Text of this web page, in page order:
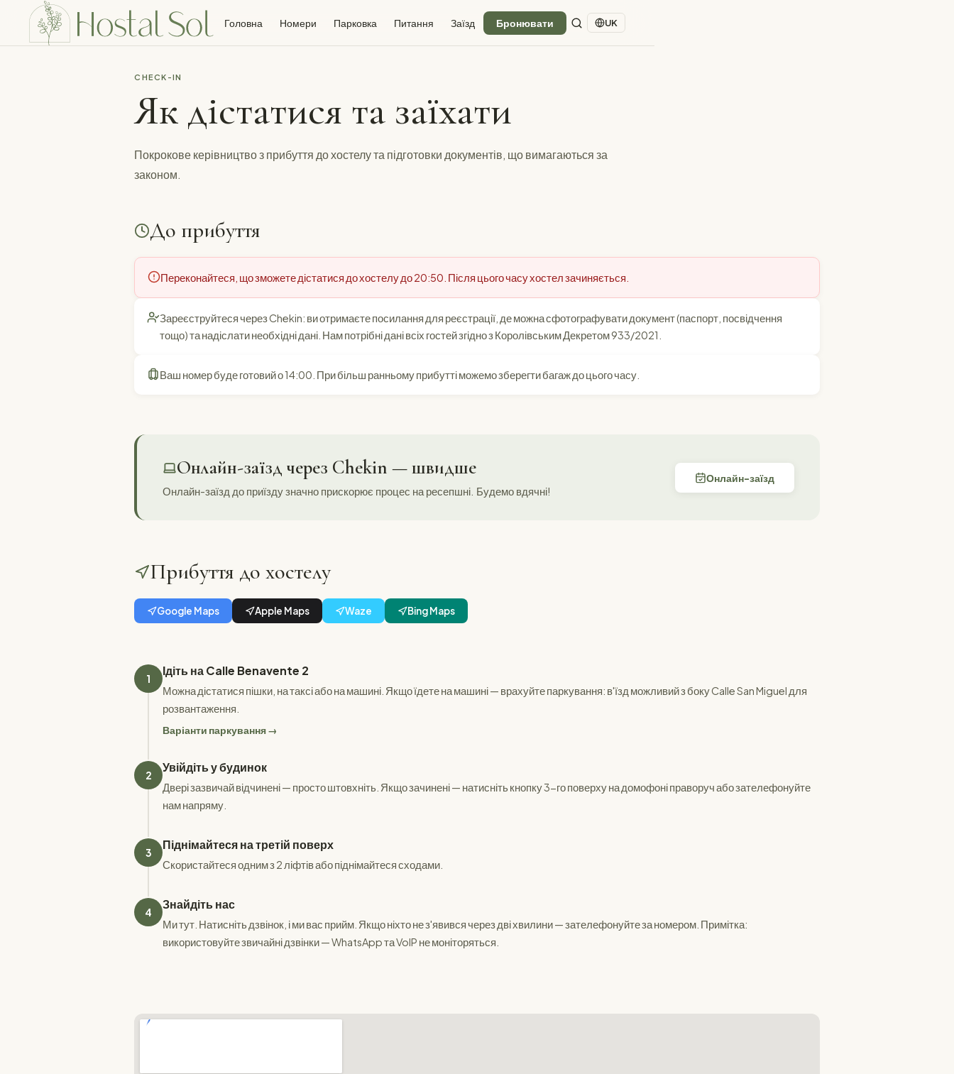
Головна Номери Парковка Питання Заїзд Бронювати UK
CHECK-IN
Як дістатися та заїхати
Покрокове керівництво з прибуття до хостелу та підготовки документів, що вимагаються за
законом.
До прибуття
Переконайтеся, що зможете дістатися до хостелу до 20:50. Після цього часу хостел зачиняється.
Зареєструйтеся через Chekin: ви отримаєте посилання для реєстрації, де можна сфотографувати документ (паспорт, посвідчення
тощо) та надіслати необхідні дані. Нам потрібні дані всіх гостей згідно з Королівським Декретом 933/2021.
Ваш номер буде готовий о 14:00. При більш ранньому прибутті можемо зберегти багаж до цього часу.
Онлайн-заїзд через Chekin — швидше
Онлайн-заїзд до приїзду значно прискорює процес на ресепшні. Будемо вдячні!
Онлайн-заїзд
Прибуття до хостелу
Google Maps Apple Maps Waze Bing Maps
1
Ідіть на Calle Benavente 2
Можна дістатися пішки, на таксі або на машині. Якщо їдете на машині — врахуйте паркування: в'їзд можливий з боку Calle San Miguel для
розвантаження.
Варіанти паркування →
2
Увійдіть у будинок
Двері зазвичай відчинені — просто штовхніть. Якщо зачинені — натисніть кнопку 3-го поверху на домофоні праворуч або зателефонуйте
нам напряму.
3
Піднімайтеся на третій поверх
Скористайтеся одним з 2 ліфтів або піднімайтеся сходами.
4
Знайдіть нас
Ми тут. Натисніть дзвінок, і ми вас прийм. Якщо ніхто не з'явився через дві хвилини — зателефонуйте за номером. Примітка:
використовуйте звичайні дзвінки — WhatsApp та VoIP не моніторяться.